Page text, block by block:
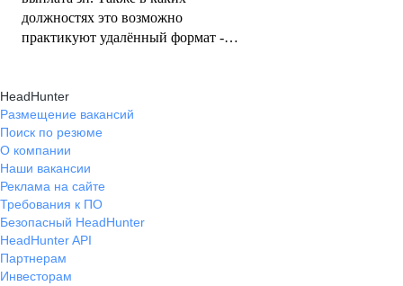
должностях это возможно
практикуют удалённый формат -
HeadHunter
Размещение вакансий
Поиск по резюме
О компании
Наши вакансии
Реклама на сайте
Требования к ПО
Безопасный HeadHunter
HeadHunter API
Партнерам
Инвесторам